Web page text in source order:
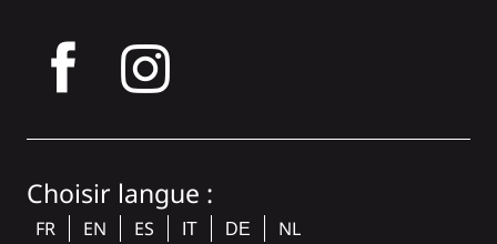
Choisir langue :
FR EN ES IT DE NL